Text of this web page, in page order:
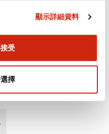
顯示詳細資料
受
擇